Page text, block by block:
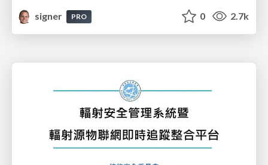
signer
PRO 0 2.7k